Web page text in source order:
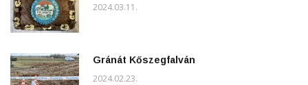
2024.03.11.
Gránát Kőszegfalván
2024.02.23.